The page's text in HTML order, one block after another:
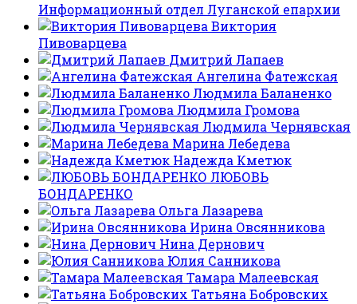
Информационный отдел Луганской епархии
Виктория
Пивоварцева
Дмитрий Лапаев
Ангелина Фатежская
Людмила Баланенко
Людмила Громова
Людмила Чернявская
Марина Лебедева
Надежда Кметюк
ЛЮБОВЬ
БОНДАРЕНКО
Ольга Лазарева
Ирина Овсянникова
Нина Дернович
Юлия Санникова
Тамара Малеевская
Татьяна Бобровских